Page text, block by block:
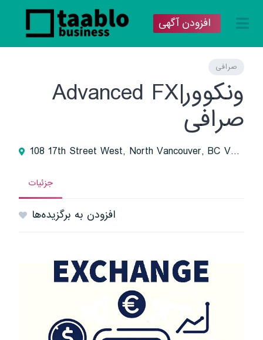
افزودن آگهی
صرافی
ونکوور|Advanced FX
صرافی
108 17th Street West, North Vancouver, BC V7M 1V4, Canada
جزئیات
افزودن به برگزیده‌ها